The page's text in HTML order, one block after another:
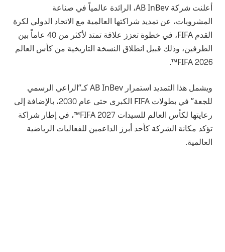
أعلنت شركة AB InBev، الرائدة عالمياً في صناعة
المشروبات، عن تمديد شراكتها العالمية مع الاتحاد الدولي لكرة
القدم FIFA، في خطوة تعزز علاقة تمتد لأكثر من 40 عاماً بين
الطرفين، وذلك قبيل انطلاق النسخة التاريخية من كأس العالم
FIFA 2026™.
ويشمل هذا التمديد استمرار AB InBev كـ”الراعي الرسمي
للجعة” في بطولات FIFA الكبرى حتى عام 2030، بالإضافة إلى
رعايتها لكأس العالم للسيدات FIFA 2027™، في إطار شراكة
تؤكد مكانة الشركة كأحد أبرز الداعمين للفعاليات الرياضية
العالمية.